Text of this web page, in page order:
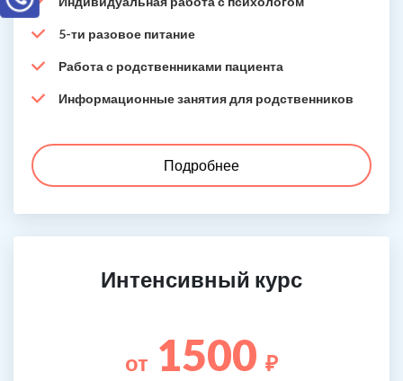
5-ти разовое питание
Работа с родственниками пациента
Информационные занятия для родственников
Подробнее
Интенсивный курс
от 1500 ₽